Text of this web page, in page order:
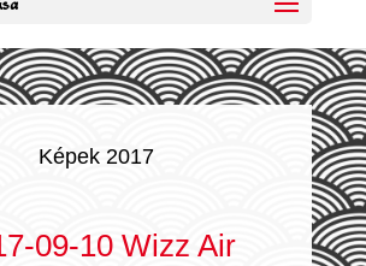
Képek 2017
09-10 Wizz Air